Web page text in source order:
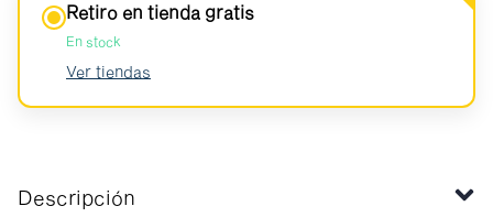
Retiro en tienda gratis
En stock
Ver tiendas
Descripción